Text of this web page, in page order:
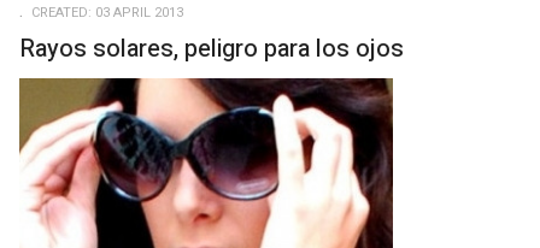
CREATED: 03 APRIL 2013
Rayos solares, peligro para los ojos